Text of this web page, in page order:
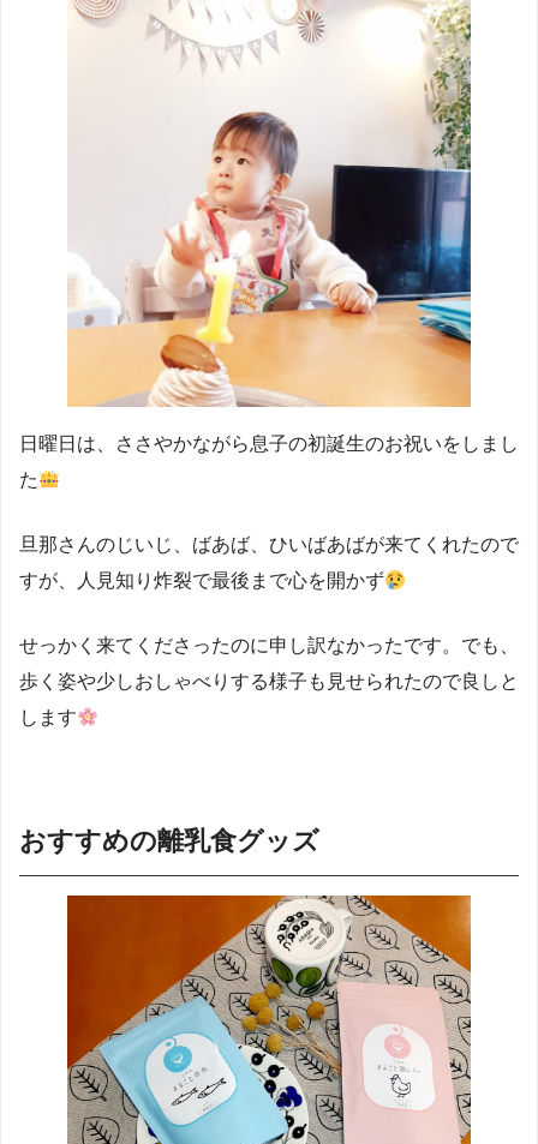
日曜日は、ささやかながら息子の初誕生のお祝いをしまし
た
旦那さんのじいじ、ばあば、ひいばあばが来てくれたので
すが、人見知り炸裂で最後まで心を開かず
せっかく来てくださったのに申し訳なかったです。でも、
歩く姿や少しおしゃべりする様子も見せられたので良しと
します
おすすめの離乳食グッズ